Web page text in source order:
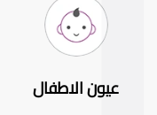
عيون الاطفال